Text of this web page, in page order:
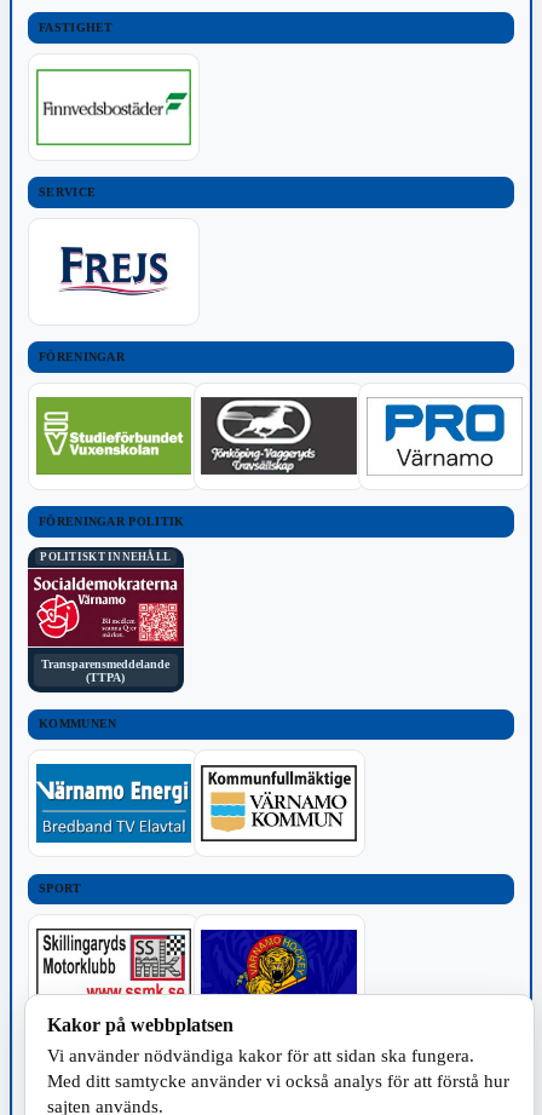
FASTIGHET
SERVICE
FÖRENINGAR
FÖRENINGAR POLITIK
POLITISKT INNEHÅLL
Transparensmeddelande
(TTPA)
KOMMUNEN
SPORT
TILLVERKNING
Kakor på webbplatsen
Vi använder nödvändiga kakor för att sidan ska fungera.
Med ditt samtycke använder vi också analys för att förstå hur
sajten används.